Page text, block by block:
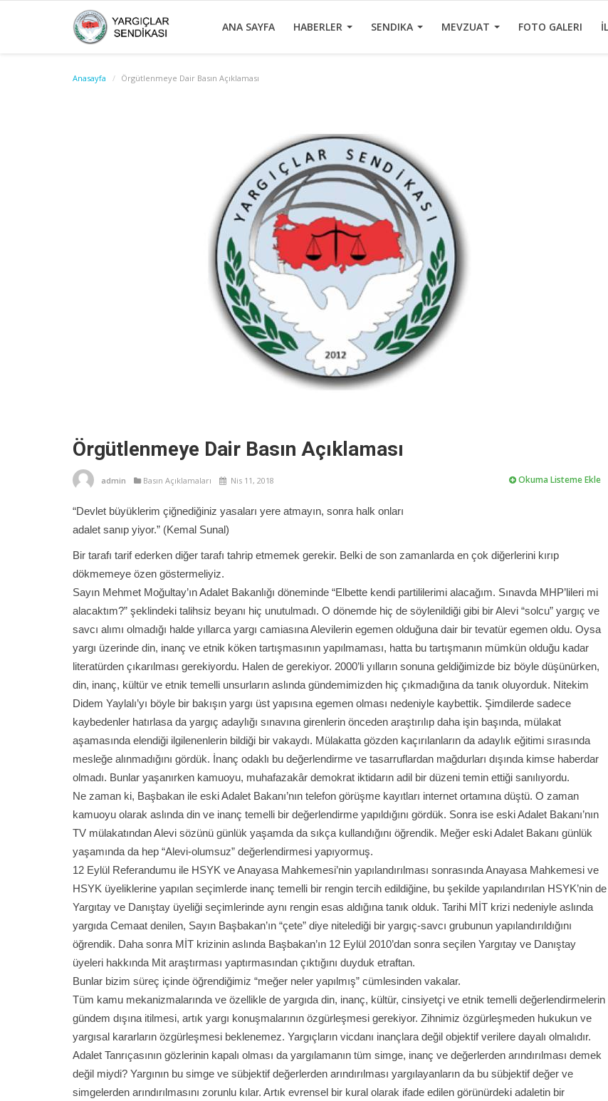
ANA SAYFA HABERLER SENDIKA MEVZUAT FOTO GALERI
Anasayfa Örgütlenmeye Dair Basın Açıklaması
Örgütlenmeye Dair Basın Açıklaması
admin Basın Açıklamaları Nis 11, 2018 Okuma Listeme Ekle
“Devlet büyüklerim çiğnediğiniz yasaları yere atmayın, sonra halk onları
adalet sanıp yiyor.” (Kemal Sunal)
Bir tarafı tarif ederken diğer tarafı tahrip etmemek gerekir. Belki de son zamanlarda en çok diğerlerini kırıp
dökmemeye özen göstermeliyiz.
Sayın Mehmet Moğultay’ın Adalet Bakanlığı döneminde “Elbette kendi partililerimi alacağım. Sınavda MHP’lileri mi
alacaktım?” şeklindeki talihsiz beyanı hiç unutulmadı. O dönemde hiç de söylenildiği gibi bir Alevi “solcu” yargıç ve
savcı alımı olmadığı halde yıllarca yargı camiasına Alevilerin egemen olduğuna dair bir tevatür egemen oldu. Oysa
yargı üzerinde din, inanç ve etnik köken tartışmasının yapılmaması, hatta bu tartışmanın mümkün olduğu kadar
literatürden çıkarılması gerekiyordu. Halen de gerekiyor. 2000’li yılların sonuna geldiğimizde biz böyle düşünürken,
din, inanç, kültür ve etnik temelli unsurların aslında gündemimizden hiç çıkmadığına da tanık oluyorduk. Nitekim
Didem Yaylalı’yı böyle bir bakışın yargı üst yapısına egemen olması nedeniyle kaybettik. Şimdilerde sadece
kaybedenler hatırlasa da yargıç adaylığı sınavına girenlerin önceden araştırılıp daha işin başında, mülakat
aşamasında elendiği ilgilenenlerin bildiği bir vakaydı. Mülakatta gözden kaçırılanların da adaylık eğitimi sırasında
mesleğe alınmadığını gördük. İnanç odaklı bu değerlendirme ve tasarruflardan mağdurları dışında kimse haberdar
olmadı. Bunlar yaşanırken kamuoyu, muhafazakâr demokrat iktidarın adil bir düzeni temin ettiği sanılıyordu.
Ne zaman ki, Başbakan ile eski Adalet Bakanı’nın telefon görüşme kayıtları internet ortamına düştü. O zaman
kamuoyu olarak aslında din ve inanç temelli bir değerlendirme yapıldığını gördük. Sonra ise eski Adalet Bakanı’nın
TV mülakatından Alevi sözünü günlük yaşamda da sıkça kullandığını öğrendik. Meğer eski Adalet Bakanı günlük
yaşamında da hep “Alevi-olumsuz” değerlendirmesi yapıyormuş.
12 Eylül Referandumu ile HSYK ve Anayasa Mahkemesi’nin yapılandırılması sonrasında Anayasa Mahkemesi ve
HSYK üyeliklerine yapılan seçimlerde inanç temelli bir rengin tercih edildiğine, bu şekilde yapılandırılan HSYK’nin de
Yargıtay ve Danıştay üyeliği seçimlerinde aynı rengin esas aldığına tanık olduk. Tarihi MİT krizi nedeniyle aslında
yargıda Cemaat denilen, Sayın Başbakan’ın “çete” diye nitelediği bir yargıç-savcı grubunun yapılandırıldığını
öğrendik. Daha sonra MİT krizinin aslında Başbakan’ın 12 Eylül 2010’dan sonra seçilen Yargıtay ve Danıştay
üyeleri hakkında Mit araştırması yaptırmasından çıktığını duyduk etraftan.
Bunlar bizim süreç içinde öğrendiğimiz “meğer neler yapılmış” cümlesinden vakalar.
Tüm kamu mekanizmalarında ve özellikle de yargıda din, inanç, kültür, cinsiyetçi ve etnik temelli değerlendirmelerin
gündem dışına itilmesi, artık yargı konuşmalarının özgürleşmesi gerekiyor. Zihnimiz özgürleşmeden hukukun ve
yargısal kararların özgürleşmesi beklenemez. Yargıçların vicdanı inançlara değil objektif verilere dayalı olmalıdır.
Adalet Tanrıçasının gözlerinin kapalı olması da yargılamanın tüm simge, inanç ve değerlerden arındırılması demek
değil miydi? Yargının bu simge ve sübjektif değerlerden arındırılması yargılayanların da bu sübjektif değer ve
simgelerden arındırılmasını zorunlu kılar. Artık evrensel bir kural olarak ifade edilen görünürdeki adaletin bir